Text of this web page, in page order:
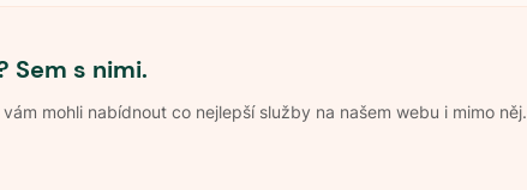
Sem s nimi.
mohli nabídnout co nejlepší služby na našem webu i mimo něj.